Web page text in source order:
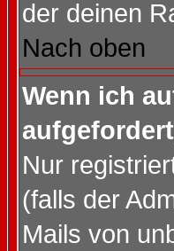
der deinen
Nach oben
Wenn ich
Nur
(falls der
Mails von